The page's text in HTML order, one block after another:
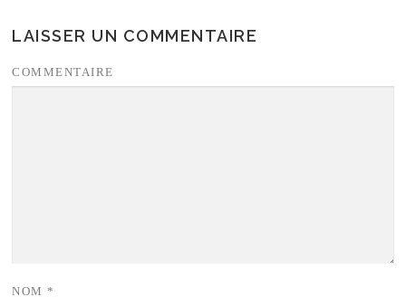
LAISSER UN COMMENTAIRE
COMMENTAIRE
NOM*